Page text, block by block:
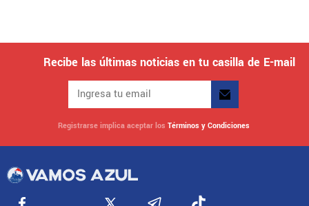
Recibe las últimas noticias en tu casilla de E-mail
Registrarse implica aceptar los Términos y Condiciones